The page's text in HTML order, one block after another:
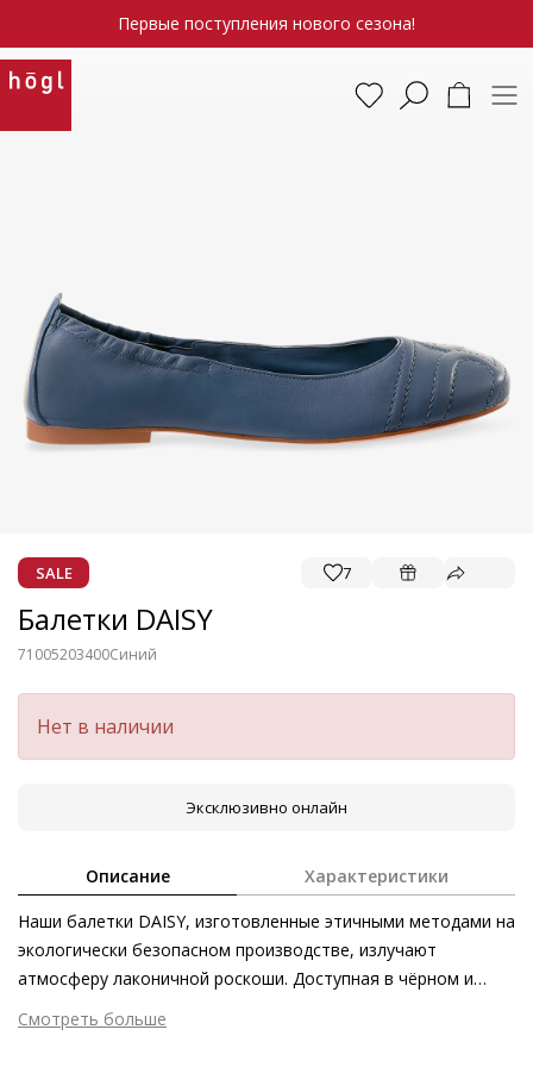
Первые поступления нового сезона!
SALE 7
Балетки DAISY
71005203400Синий
Нет в наличии
Эксклюзивно онлайн
Описание Характеристики
Наши балетки DAISY, изготовленные этичными методами на
экологически безопасном производстве, излучают
атмосферу лаконичной роскоши. Доступная в чёрном и
белом цветах, а также в оттенках лайма и денима, эта
универсальная модель превосходно сочетается с большим
Смотреть больше